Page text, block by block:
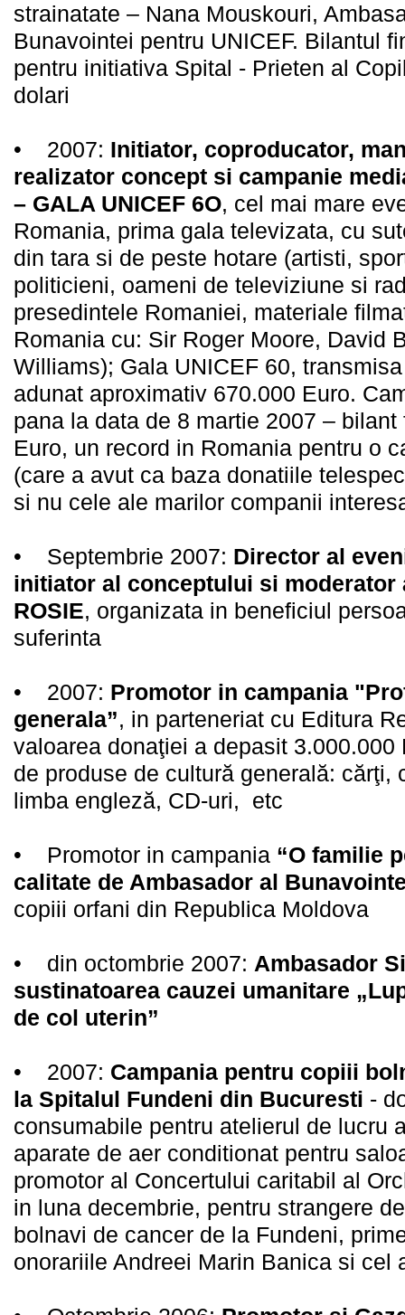
strainatate – Nana Mouskouri,
Bunavointei pentru UNICEF. Bilantul
pentru initiativa Spital - Prieten al
dolari
• 2007: Initiator, coproducator,
realizator concept si campanie
– GALA UNICEF 6O, cel mai mare
Romania, prima gala televizata, cu
din tara si de peste hotare (artisti,
politicieni, oameni de televiziune si
presedintele Romaniei, materiale
Romania cu: Sir Roger Moore, David
Williams); Gala UNICEF 60,
adunat aproximativ 670.000 Euro.
pana la data de 8 martie 2007 –
Euro, un record in Romania pentru o
(care a avut ca baza donatiile
si nu cele ale marilor companii
• Septembrie 2007: Director al
initiator al conceptului si moderator
ROSIE, organizata in beneficiul
suferinta
• 2007: Promotor in campania
generala”, in parteneriat cu Editura
valoarea donaţiei a depasit
de produse de cultură generală: cărţi,
limba engleză, CD-uri, etc
• Promotor in campania “O familie
calitate de Ambasador al
copiii orfani din Republica Moldova
• din octombrie 2007: Ambasador
sustinatoarea cauzei umanitare
de col uterin”
• 2007: Campania pentru copiii
la Spitalul Fundeni din Bucuresti -
consumabile pentru atelierul de lucru
aparate de aer conditionat pentru
promotor al Concertului caritabil al
in luna decembrie, pentru strangere
bolnavi de cancer de la Fundeni,
onorariile Andreei Marin Banica si cel